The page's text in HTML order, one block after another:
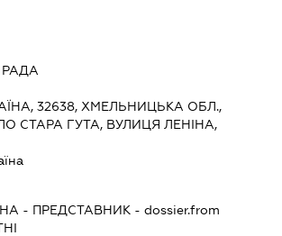
РАДА
32638, ХМЕЛЬНИЦЬКА ОБЛ.,
СТАРА ГУТА, ВУЛИЦЯ ЛЕНІНА,
- ПРЕДСТАВНИК - dossier.from